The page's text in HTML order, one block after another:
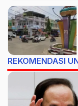
REKOMENDASI